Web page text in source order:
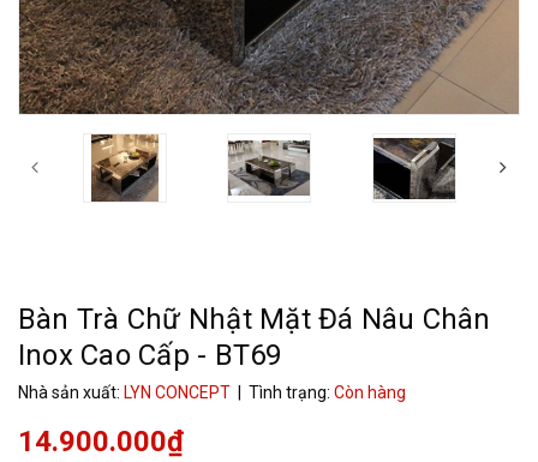
Bàn Trà Chữ Nhật Mặt Đá Nâu Chân
Inox Cao Cấp - BT69
Nhà sản xuất: LYN CONCEPT | Tình trạng: Còn hàng
14.900.000₫